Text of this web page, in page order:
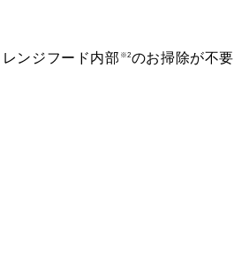
ンジフード内部 ※2のお掃除が不要